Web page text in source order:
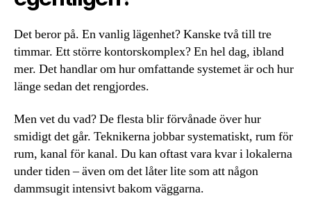
Det beror på. En vanlig lägenhet? Kanske två till tre
timmar. Ett större kontorskomplex? En hel dag, ibland
mer. Det handlar om hur omfattande systemet är och hur
länge sedan det rengjordes.
Men vet du vad? De flesta blir förvånade över hur
smidigt det går. Teknikerna jobbar systematiskt, rum för
rum, kanal för kanal. Du kan oftast vara kvar i lokalerna
under tiden – även om det låter lite som att någon
dammsugit intensivt bakom väggarna.